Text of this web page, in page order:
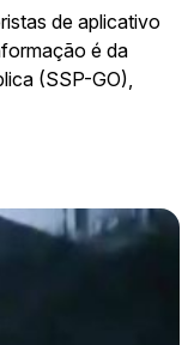
de aplicativo
é da
(SSP-GO),